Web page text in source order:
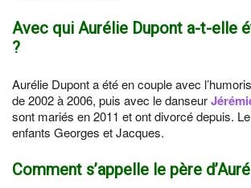
Avec qui Aurélie Dupont a-t-elle
?
Aurélie Dupont a été en couple avec
de 2002 à 2006, puis avec le danseur
sont mariés en 2011 et ont divorcé depuis.
enfants Georges et Jacques.
Comment s’appelle le père